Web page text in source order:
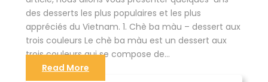
des desserts les plus populaires et les plus
appréciés du Vietnam. 1. Chè ba màu – dessert aux
trois couleurs Le chè ba màu est un dessert aux
trois couleurs qui se compose de...
Read More